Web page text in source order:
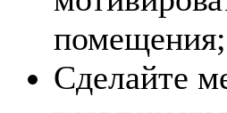
помещения;
Сделайте